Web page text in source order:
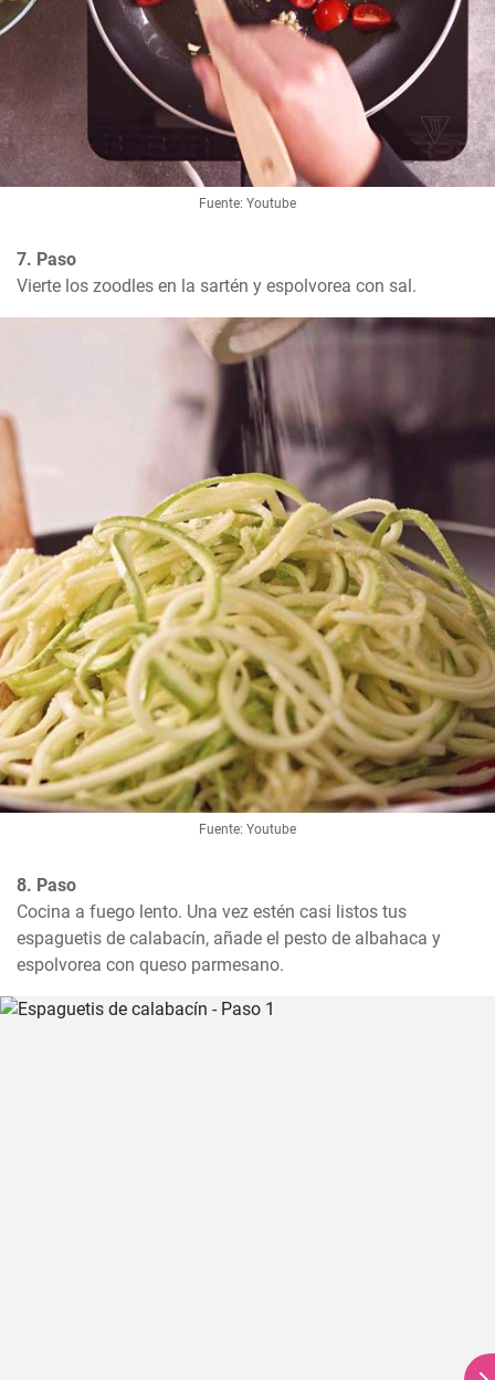
Fuente: Youtube
7. Paso
Vierte los zoodles en la sartén y espolvorea con sal.
Fuente: Youtube
8. Paso
Cocina a fuego lento. Una vez estén casi listos tus
espaguetis de calabacín, añade el pesto de albahaca y
espolvorea con queso parmesano.